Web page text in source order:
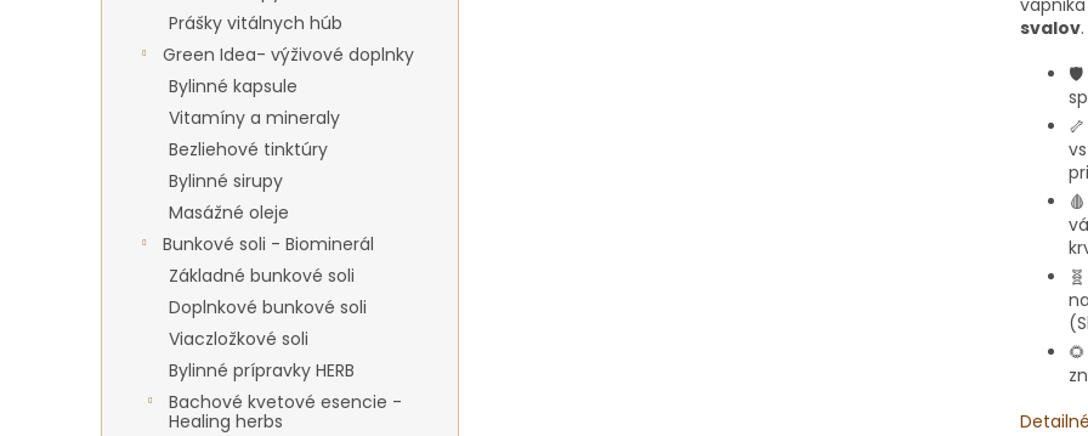
Prášky vitálnych húb
Green Idea- výživové doplnky
Bylinné kapsule
Vitamíny a mineraly
Bezliehové tinktúry
Bylinné sirupy
Masážné oleje
Bunkové soli - Biominerál
Základné bunkové soli
Doplnkové bunkové soli
Viaczložkové soli
Bylinné prípravky HERB
Bachové kvetové esencie -
Healing herbs
svalov.
🛡️